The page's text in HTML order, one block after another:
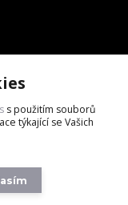
s použitím souborů
týkající se Vašich